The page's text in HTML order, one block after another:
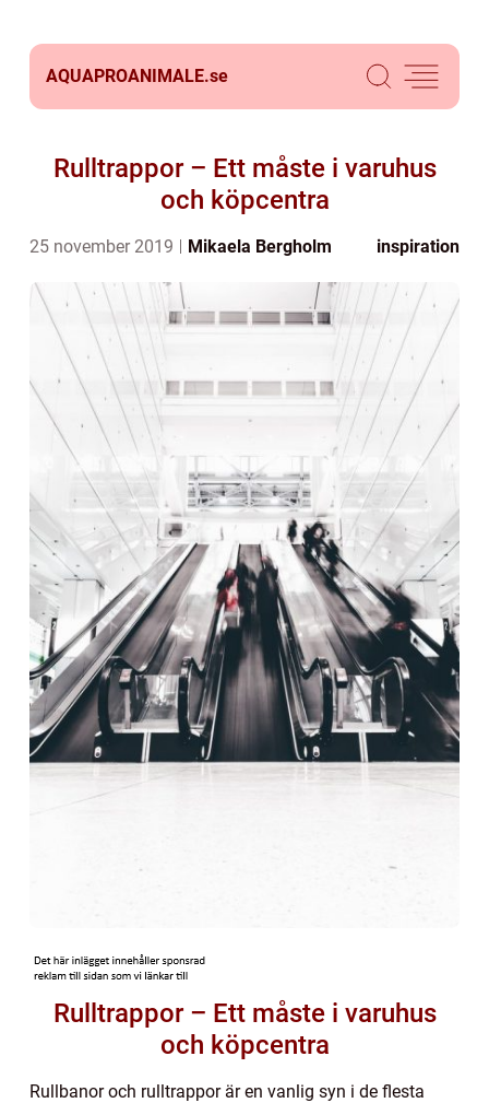
AQUAPROANIMALE.se
Rulltrappor – Ett måste i varuhus
och köpcentra
25 november 2019 Mikaela Bergholm inspiration
Rulltrappor – Ett måste i varuhus
och köpcentra
Rullbanor och rulltrappor är en vanlig syn i de flesta